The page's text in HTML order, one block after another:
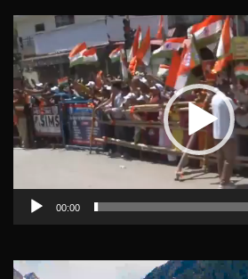
Video
Player
00:00
Video